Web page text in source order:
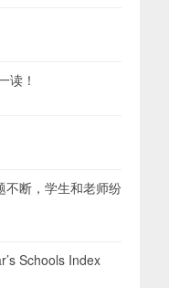
读！
不断，学生和老师纷
Schools Index